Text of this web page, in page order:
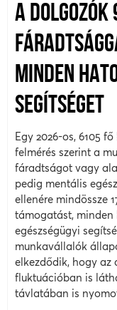
A
MINDEN
SEGÍTSÉGET
Egy 2026-os, 6105
felmérés szerint a
fáradtságot vagy
pedig mentális
ellenére mindössze
támogatást,
egészségügyi
munkavállalók
elkezdődik, hogy az
fluktuációban is
távlatában is